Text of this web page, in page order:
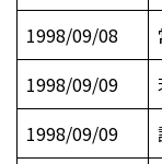
1998/09/08
1998/09/09
1998/09/09